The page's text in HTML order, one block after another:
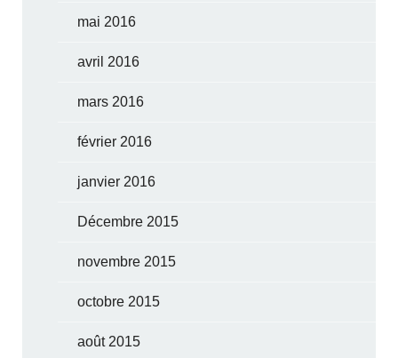
mai 2016
avril 2016
mars 2016
février 2016
janvier 2016
Décembre 2015
novembre 2015
octobre 2015
août 2015